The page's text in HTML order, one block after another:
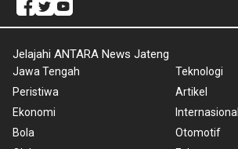
Jelajahi ANTARA News Jateng
Jawa Tengah
Peristiwa
Ekonomi
Bola
Teknologi
Artikel
Internasional
Otomotif